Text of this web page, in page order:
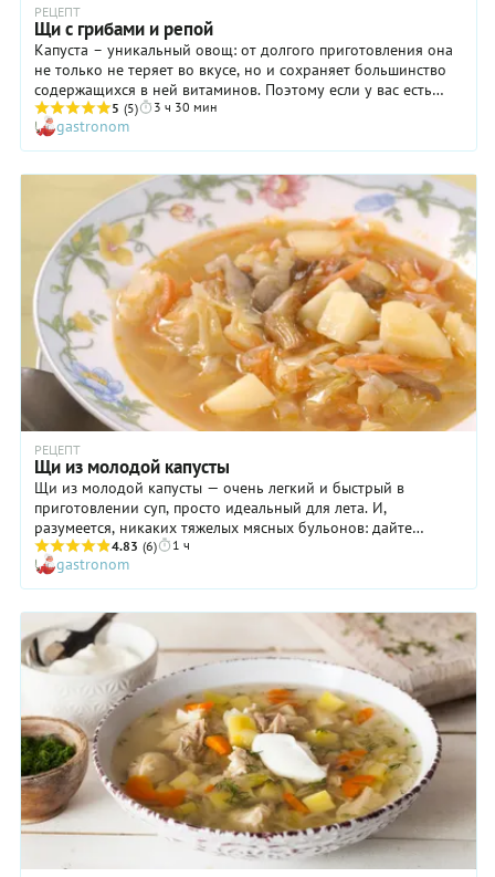
РЕЦЕПТ
Щи с грибами и репой
Капуста – уникальный овощ: от долгого приготовления она
не только не теряет во вкусе, но и сохраняет большинство
содержащихся в ней витаминов. Поэтому если у вас есть
время, готовьте блюда из капусты в духовке при среднем
нагреве – они будут еще вкуснее.
5 (5) 3 ч 30 мин
gastronom
РЕЦЕПТ
Щи из молодой капусты
Щи из молодой капусты — очень легкий и быстрый в
приготовлении суп, просто идеальный для лета. И,
разумеется, никаких тяжелых мясных бульонов: дайте
организму отдохнуть после плотного зимнего меню и
напитаться витаминами в чистом виде! Для тех же, кто
считает, что суп должен обеспечивать чувство насыщения,
мы добавили картофель и немного вешенок (последние в
сезон грибов вы вполне можете заменить свежесобранными
лесными). И не забудьте добавить в щи из молодой капусты
перед подачей мелко нарезанную зелень: укроп, петрушку,
зеленый лук. Так будет еще вкуснее!
4.83 (6) 1 ч
gastronom